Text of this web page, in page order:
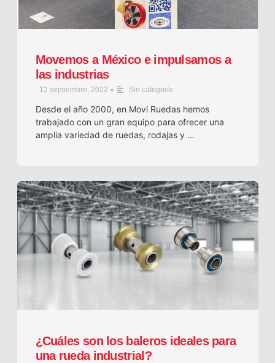
Movemos a México e impulsamos a
las industrias
12 septiembre, 2022 • Sin categoría
Desde el año 2000, en Movi Ruedas hemos
trabajado con un gran equipo para ofrecer una
amplia variedad de ruedas, rodajas y …
¿Cuáles son los baleros ideales para
una rueda industrial?